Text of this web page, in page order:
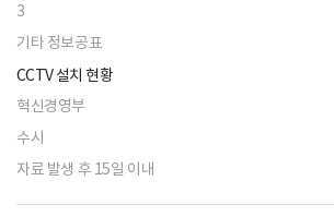
3
기타 정보공표
CCTV 설치 현황
혁신경영부
수시
자료 발생 후 15일 이내